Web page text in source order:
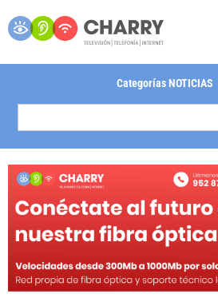
Categorías NOTICIAS